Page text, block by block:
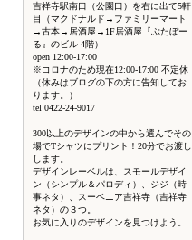
吉祥寺駅南口（公園口）を右に出て5軒
目（マクドナルド→ファミリーマート
→古本→居酒屋→1F居酒屋『ぶたぼー
る』のビル 4階）
open 12:00-17:00
※コロナのため現在12:00-17:00 不定休
（休みはブログの下の方に告知してお
ります。）
tel 0422-24-9017
300以上のデザインの中から選んでその
場でTシャツにプリント！20分でお渡し
します。
デザインレーベルは、スモールデザイ
ン（シンプル＆パロディ）、ジジ（時
事ネタ）、スーベニア吉祥寺（吉祥寺
ネタ）の３つ。
お気に入りのデザインを見つけよう。